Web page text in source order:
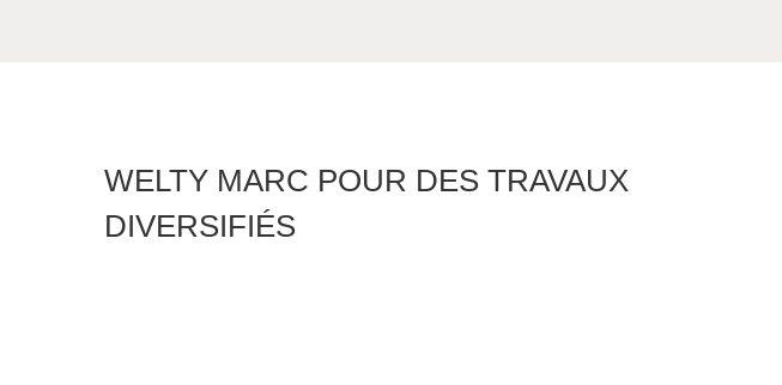
WELTY MARC POUR DES TRAVAUX
DIVERSIFIÉS